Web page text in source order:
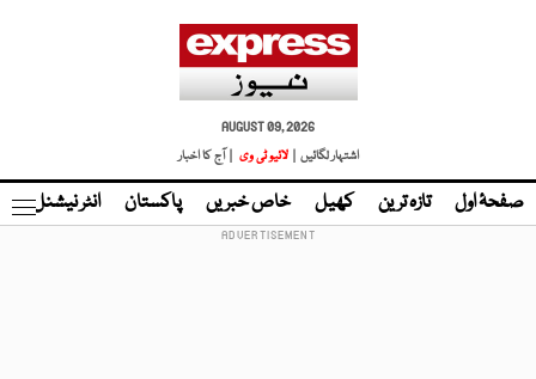
AUGUST 09, 2026
اشتہار لگائیں |
لائیو ٹی وی | آج کا اخبار
صفحۂ اول تازہ ترین کھیل خاص خبریں پاکستان انٹر نیشنل